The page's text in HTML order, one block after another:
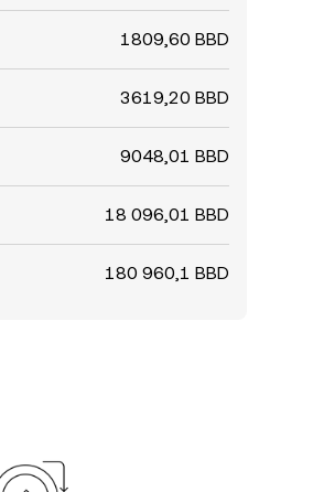
1809,60 BBD
3619,20 BBD
9048,01 BBD
18 096,01 BBD
180 960,1 BBD